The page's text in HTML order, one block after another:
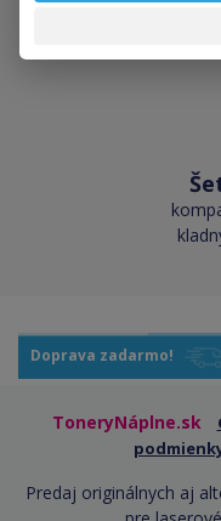
Doprava zadarmo!
ToneryNáplne.sk
Predaj originálnych aj